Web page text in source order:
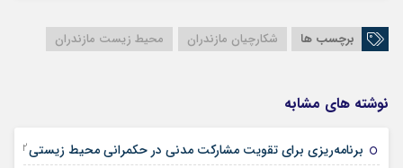
برچسب ها شکارچیان مازندران محیط زیست مازندران
نوشته های مشابه
برنامه‌ریزی برای تقویت مشارکت مدنی در حکمرانی محیط زیستی02 جولای 2025